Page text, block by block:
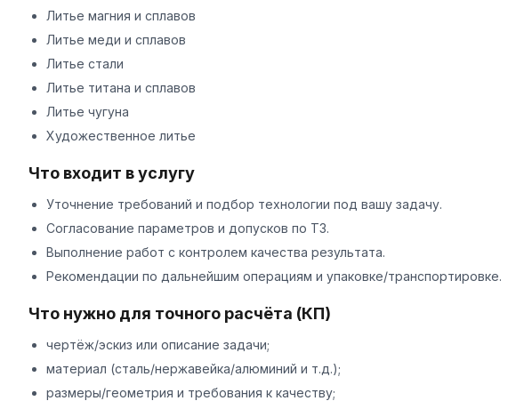
Литье магния и сплавов
Литье меди и сплавов
Литье стали
Литье титана и сплавов
Литье чугуна
Художественное литье
Что входит в услугу
Уточнение требований и подбор технологии под вашу задачу.
Согласование параметров и допусков по ТЗ.
Выполнение работ с контролем качества результата.
Рекомендации по дальнейшим операциям и упаковке/транспортировке.
Что нужно для точного расчёта (КП)
чертёж/эскиз или описание задачи;
материал (сталь/нержавейка/алюминий и т.д.);
размеры/геометрия и требования к качеству;